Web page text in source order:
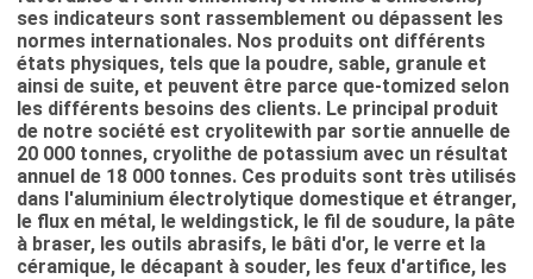
ses indicateurs sont rassemblement ou dépassent les
normes internationales. Nos produits ont différents
états physiques, tels que la poudre, sable, granule et
ainsi de suite, et peuvent être parce que-tomized selon
les différents besoins des clients. Le principal produit
de notre société est cryolitewith par sortie annuelle de
20 000 tonnes, cryolithe de potassium avec un résultat
annuel de 18 000 tonnes. Ces produits sont très utilisés
dans l'aluminium électrolytique domestique et étranger,
le flux en métal, le weldingstick, le fil de soudure, la pâte
à braser, les outils abrasifs, le bâti d'or, le verre et la
céramique, le décapant à souder, les feux d'artifice, les